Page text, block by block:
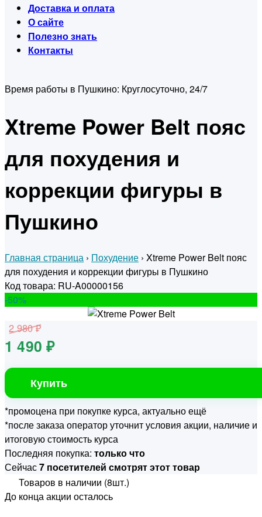
Доставка и оплата
О сайте
Полезно знать
Контакты
Время работы в Пушкино: Круглосуточно, 24/7
Xtreme Power Belt пояс
для похудения и
коррекции фигуры в
Пушкино
Главная страница › Похудение › Xtreme Power Belt пояс
для похудения и коррекции фигуры в Пушкино
Код товара: RU-A00000156
-50%
2 980 ₽
1 490 ₽
Купить
*промоцена при покупке курса, актуально ещё
*после заказа оператор уточнит условия акции, наличие и
итоговую стоимость курса
Последняя покупка: только что
Сейчас7 посетителей смотрят этот товар
Товаров в наличии (8шт.)
До конца акции осталось